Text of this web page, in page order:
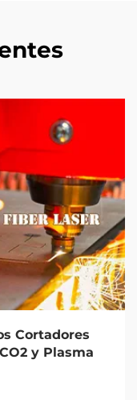
Cortadores
y Plasma